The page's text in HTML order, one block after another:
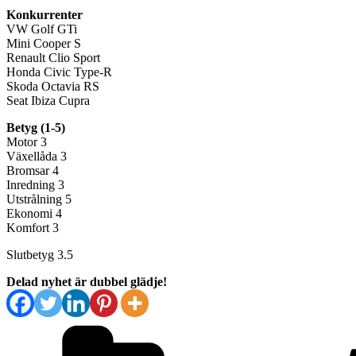
Konkurrenter
VW Golf GTi
Mini Cooper S
Renault Clio Sport
Honda Civic Type-R
Skoda Octavia RS
Seat Ibiza Cupra
Betyg (1-5)
Motor 3
Växellåda 3
Bromsar 4
Inredning 3
Utstrålning 5
Ekonomi 4
Komfort 3
Slutbetyg 3.5
Delad nyhet är dubbel glädje!